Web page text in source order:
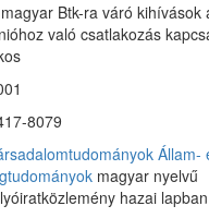
Btk-ra váró kihívások
való csatlakozás
8079
Állam-
magyar nyelvű
hazai lapban